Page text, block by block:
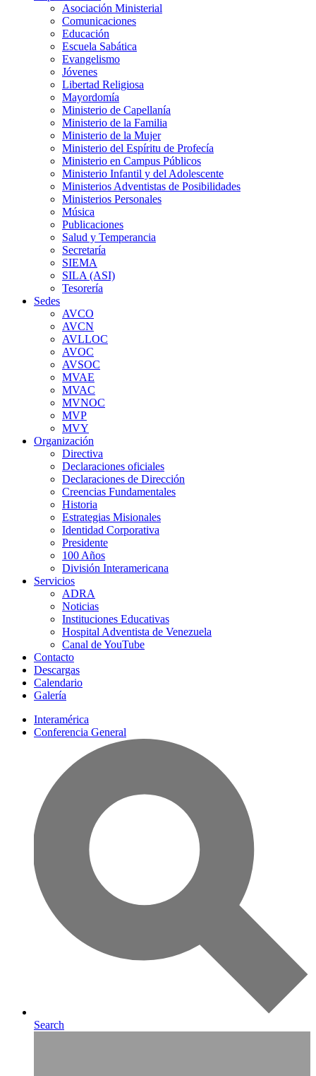
Asociación Ministerial
Comunicaciones
Educación
Escuela Sabática
Evangelismo
Jóvenes
Libertad Religiosa
Mayordomía
Ministerio de Capellanía
Ministerio de la Familia
Ministerio de la Mujer
Ministerio del Espíritu de Profecía
Ministerio en Campus Públicos
Ministerio Infantil y del Adolescente
Ministerios Adventistas de Posibilidades
Ministerios Personales
Música
Publicaciones
Salud y Temperancia
Secretaría
SIEMA
SILA (ASI)
Tesorería
Sedes
AVCO
AVCN
AVLLOC
AVOC
AVSOC
MVAE
MVAC
MVNOC
MVP
MVY
Organización
Directiva
Declaraciones oficiales
Declaraciones de Dirección
Creencias Fundamentales
Historia
Estrategias Misionales
Identidad Corporativa
Presidente
100 Años
División Interamericana
Servicios
ADRA
Noticias
Instituciones Educativas
Hospital Adventista de Venezuela
Canal de YouTube
Contacto
Descargas
Calendario
Galería
Interamérica
Conferencia General
Search